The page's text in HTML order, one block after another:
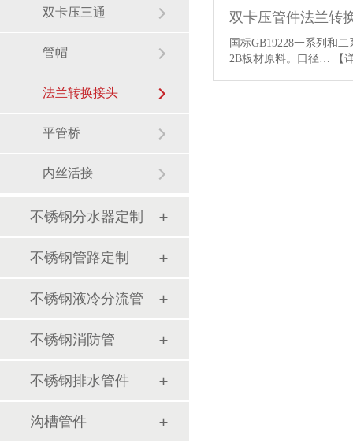
双卡压三通
管帽
法兰转换接头
平管桥
内丝活接
不锈钢分水器定制
不锈钢管路定制
不锈钢液冷分流管
不锈钢消防管
不锈钢排水管件
沟槽管件
双卡压管件法兰转
国标GB19228一系列和
2B板材原料。口径…
【